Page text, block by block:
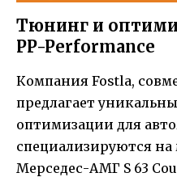
Тюнинг и
PP-Performance
Компания Fostla,
предлагает
оптимизации для
специализируются
Мерседес-АМГ S 63